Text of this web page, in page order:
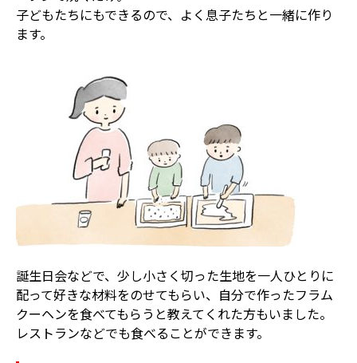
子どもたちにもできるので、よく息子たちと一緒に作り
ます。
誕生日会などで、少し小さく切った生地を一人ひとりに
配って好きな材料をのせてもらい、自分で作ったフラム
クーヘンを食べてもらうと教えてくれた方もいました。
レストランなどでも食べることができます。